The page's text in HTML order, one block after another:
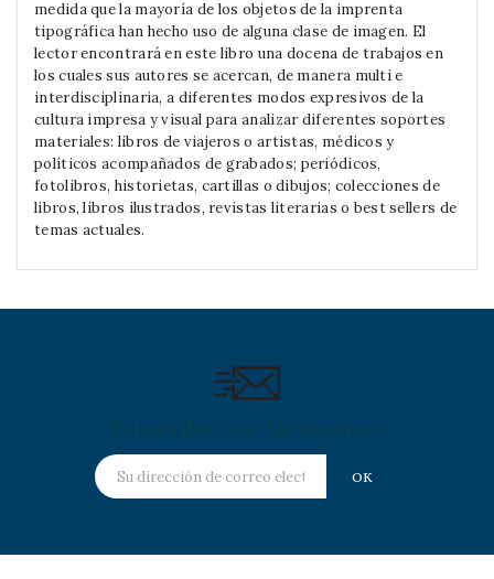
medida que la mayoría de los objetos de la imprenta
tipográfica han hecho uso de alguna clase de imagen. El
lector encontrará en este libro una docena de trabajos en
los cuales sus autores se acercan, de manera multi e
interdisciplinaria, a diferentes modos expresivos de la
cultura impresa y visual para analizar diferentes soportes
materiales: libros de viajeros o artistas, médicos y
políticos acompañados de grabados; periódicos,
fotolibros, historietas, cartillas o dibujos; colecciones de
libros, libros ilustrados, revistas literarias o best sellers de
temas actuales.